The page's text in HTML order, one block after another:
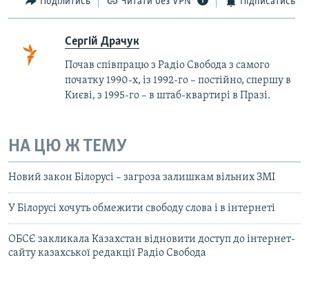
Сергій Драчук
Почав співпрацю з Радіо Свобода з самого
початку 1990-х, із 1992-го – постійно, спершу в
Києві, з 1995-го – в штаб-квартирі в Празі.
НА ЦЮ Ж ТЕМУ
Новий закон Білорусі – загроза залишкам вільних ЗМІ
У Білорусі хочуть обмежити свободу слова і в інтернеті
ОБСЄ закликала Казахстан відновити доступ до інтернет-
сайту казахської редакції Радіо Свобода